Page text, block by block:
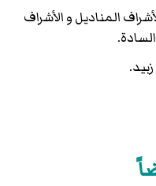
المناديل و الأشراف